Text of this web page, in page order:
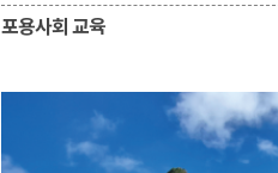
포용사회 교육